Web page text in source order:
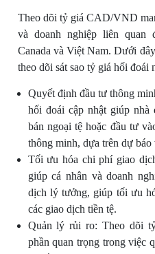
Theo dõi tỷ giá CAD/VND
và doanh nghiệp liên quan
Canada và Việt Nam. Dưới
theo dõi sát sao tỷ giá hối đoái
Quyết định đầu tư thông
hối đoái cập nhật giúp
bán ngoại tệ hoặc đầu tư
thông minh, dựa trên dự
Tối ưu hóa chi phí giao
giúp cá nhân và doanh
dịch lý tưởng, giúp tối ưu
các giao dịch tiền tệ.
Quản lý rủi ro: Theo dõi
phần quan trọng trong việc